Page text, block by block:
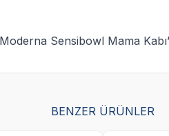
Sensibowl Mama
BENZER ÜRÜNLER